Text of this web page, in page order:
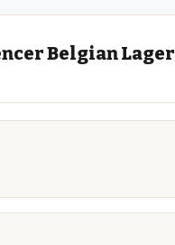
Belgian Lager